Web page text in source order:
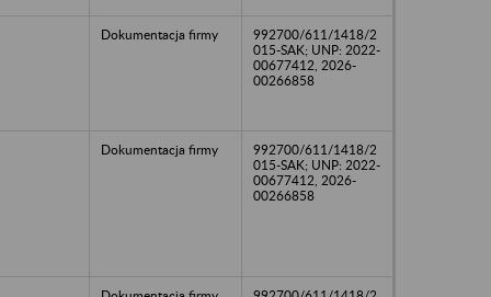
Dokumentacja firmy
992700/611/1418/2
015-SAK; UNP: 2022-
00677412, 2026-
00266858
Dokumentacja firmy
992700/611/1418/2
015-SAK; UNP: 2022-
00677412, 2026-
00266858